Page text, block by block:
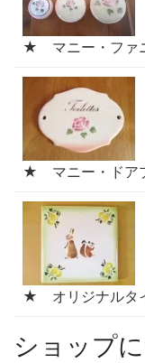
★ マニー・ファ
★ マニー・ドア
★ オリジナルタ
ショップ